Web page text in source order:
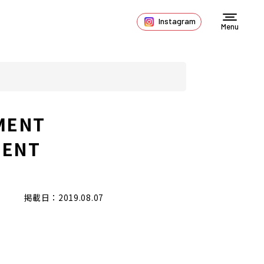
Instagram
Menu
掲載日：2019.08.07